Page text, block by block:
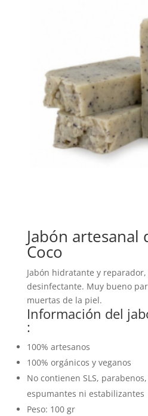
Jabón artesanal
Coco
Jabón hidratante y
desinfectante. Muy bueno
muertas de la piel.
Información del
:
100% artesanos
100% orgánicos y veganos
No contienen SLS,
espumantes ni estabilizantes
Peso: 100 gr